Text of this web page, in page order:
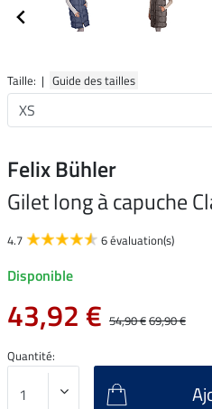
Taille: | Guide des tailles
Felix Bühler
Gilet long à capuche
4.7 6 évaluation(s)
Disponible
43,92 € 54,90 €69,90 €
Quantité: